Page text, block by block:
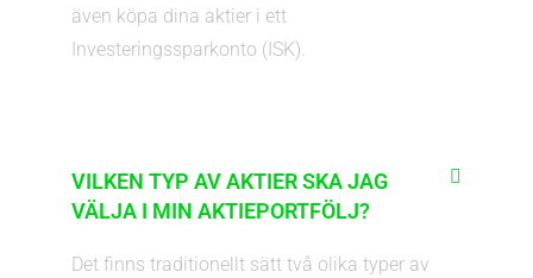
även köpa dina aktier i ett
Investeringssparkonto (ISK).
VILKEN TYP AV AKTIER SKA JAG
VÄLJA I MIN AKTIEPORTFÖLJ?
Det finns traditionellt sätt två olika typer av